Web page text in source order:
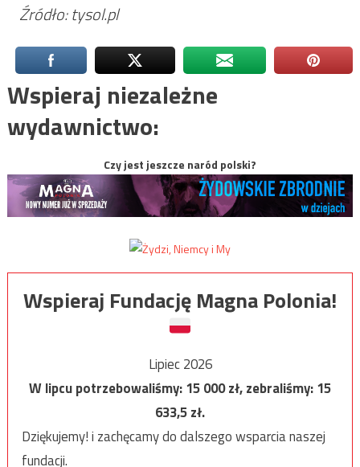
Źródło: tysol.pl
Wspieraj niezależne
wydawnictwo:
Czy jest jeszcze naród polski?
Wspieraj Fundację Magna Polonia!
Lipiec 2026
W lipcu potrzebowaliśmy:15 000zł, zebraliśmy:15
633,5zł.
Dziękujemy! i zachęcamy do dalszego wsparcia naszej
fundacji.